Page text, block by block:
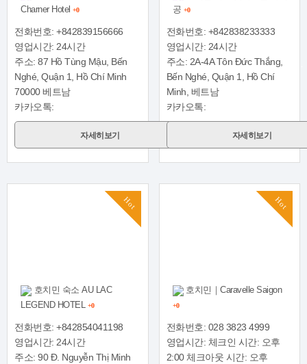
Charner Hotel +0
전화번호: +842839156666
영업시간: 24시간
주소: 87 Hồ Tùng Mậu, Bến
Nghé, Quận 1, Hồ Chí Minh
70000 베트남
카카오톡:
자세히보기
공 +0
전화번호: +842838233333
영업시간: 24시간
주소: 2A-4A Tôn Đức Thắng,
Bến Nghé, Quận 1, Hồ Chí
Minh, 베트남
카카오톡:
자세히보기
Hot
호치민 숙소 AU LAC
LEGEND HOTEL +0
전화번호: +842854041198
영업시간: 24시간
주소: 90 Đ. Nguyễn Thị Minh
Hot
호치민｜Caravelle Saigon
+0
전화번호: 028 3823 4999
영업시간: 체크인 시간: 오후
2:00 체크아웃 시간: 오후